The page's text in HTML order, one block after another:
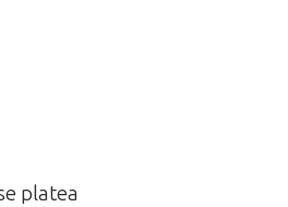
platea